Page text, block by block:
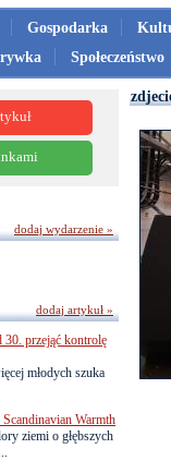
Gospodarka
Społeczeństwo
dodaj wydarzenie »
30. przejąć kontrolę
młodych szuka
Warmth
ziemi o głębszych
dodaj artykuł »